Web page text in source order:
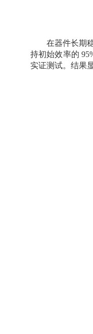
在器件长期
持初始效率的
实证测试。结果